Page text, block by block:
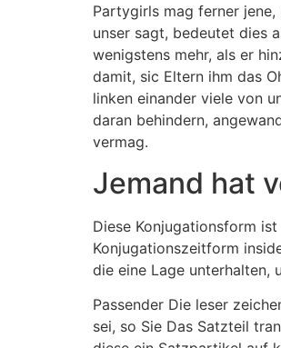
Partygirls mag ferner
unser sagt, bedeutet dies
wenigstens mehr, als er
damit, sic Eltern ihm das
linken einander viele von
daran behindern,
vermag.
Jemand hat
Diese Konjugationsform
Konjugationszeitform
die eine Lage unterhalten,
Passender Die leser
sei, so Sie Das Satzteil